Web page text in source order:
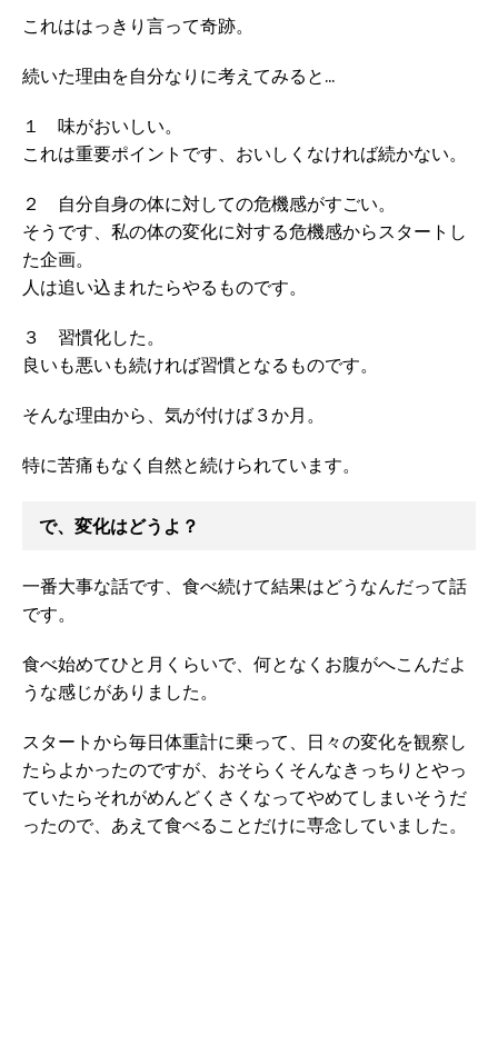
これははっきり言って奇跡。
続いた理由を自分なりに考えてみると...
１ 味がおいしい。
これは重要ポイントです、おいしくなければ続かない。
２ 自分自身の体に対しての危機感がすごい。
そうです、私の体の変化に対する危機感からスタートし
た企画。
人は追い込まれたらやるものです。
３ 習慣化した。
良いも悪いも続ければ習慣となるものです。
そんな理由から、気が付けば３か月。
特に苦痛もなく自然と続けられています。
で、変化はどうよ？
一番大事な話です、食べ続けて結果はどうなんだって話
です。
食べ始めてひと月くらいで、何となくお腹がへこんだよ
うな感じがありました。
スタートから毎日体重計に乗って、日々の変化を観察し
たらよかったのですが、おそらくそんなきっちりとやっ
ていたらそれがめんどくさくなってやめてしまいそうだ
ったので、あえて食べることだけに専念していました。